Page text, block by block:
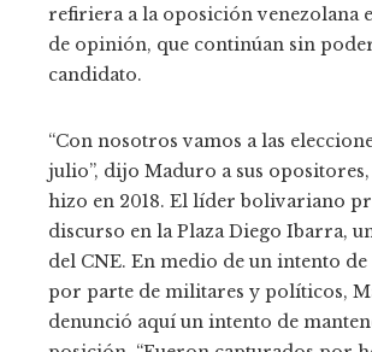
refiriera a la oposición venezolana
de opinión, que continúan sin
candidato.
“Con nosotros vamos a las
julio”, dijo Maduro a sus
hizo en 2018. El líder bolivariano
discurso en la Plaza Diego Ibarra,
del CNE. En medio de un intento
por parte de militares y políticos,
denunció aquí un intento de